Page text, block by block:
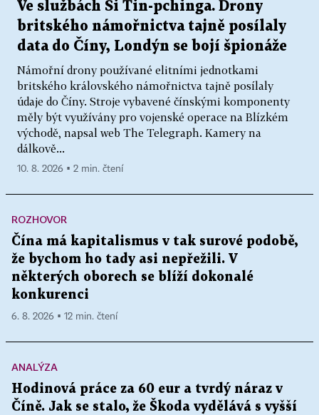
Ve službách Si Ťin-pchinga. Drony
britského námořnictva tajně posílaly
data do Číny, Londýn se bojí špionáže
Námořní drony používané elitními jednotkami
britského královského námořnictva tajně posílaly
údaje do Číny. Stroje vybavené čínskými komponenty
měly být využívány pro vojenské operace na Blízkém
východě, napsal web The Telegraph. Kamery na
dálkově...
10. 8. 2026 ▪ 2 min. čtení
ROZHOVOR
Čína má kapitalismus v tak surové podobě,
že bychom ho tady asi nepřežili. V
některých oborech se blíží dokonalé
konkurenci
6. 8. 2026 ▪ 12 min. čtení
ANALÝZA
Hodinová práce za 60 eur a tvrdý náraz v
Číně. Jak se stalo, že Škoda vydělává s vyšší